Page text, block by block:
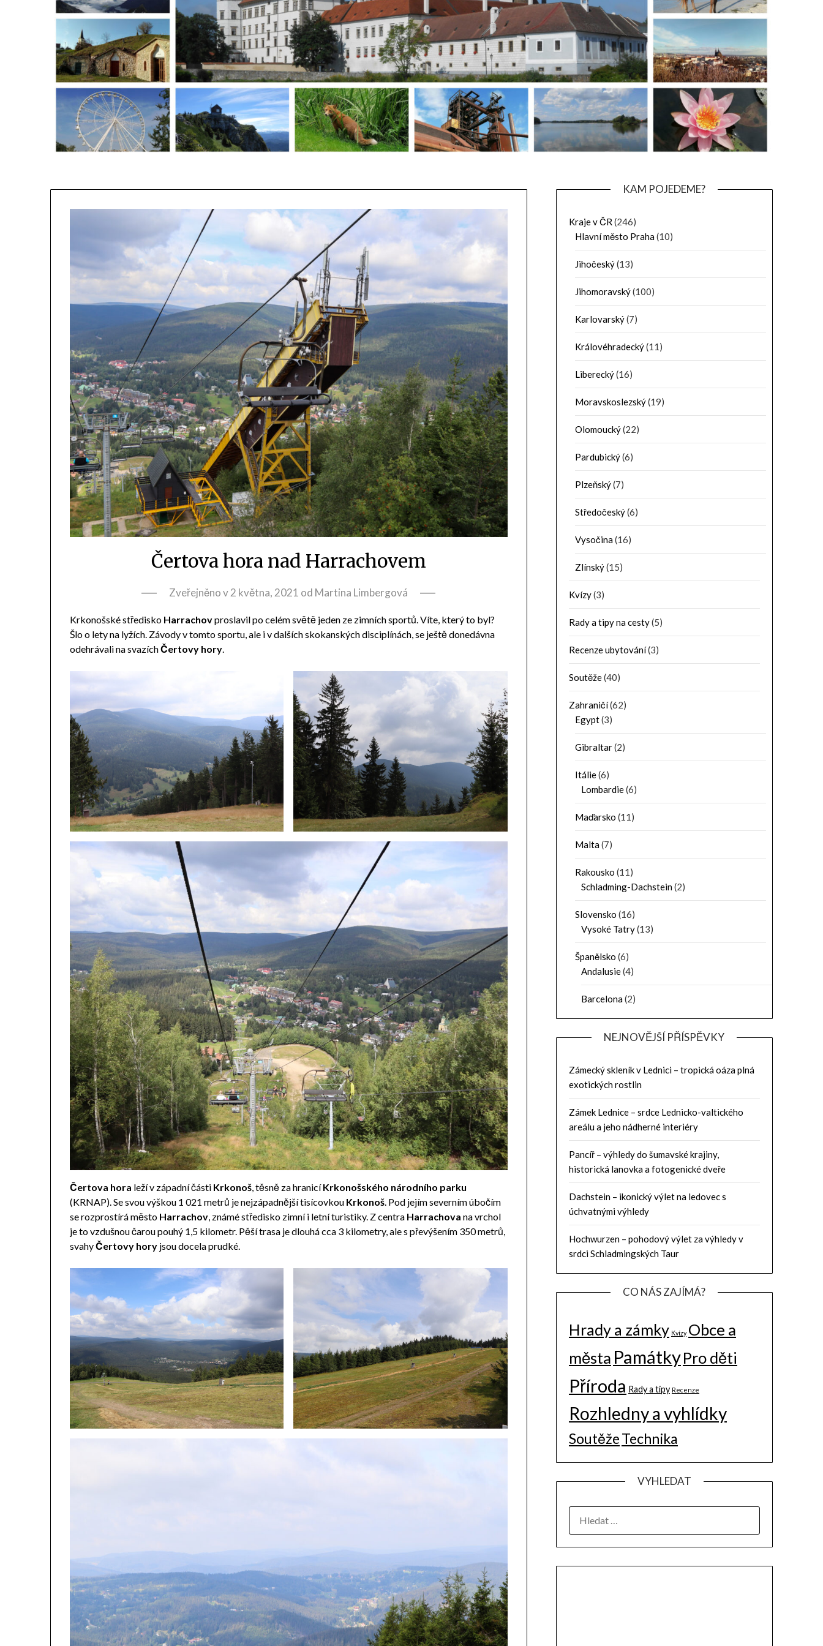
Čertova hora nad Harrachovem
Zveřejněno v2 května, 2021 od Martina Limbergová
Krkonošské středisko Harrachovproslavil po celém světě jeden ze zimních sportů. Víte, který to byl?
Šlo o lety na lyžích. Závody v tomto sportu, ale i v dalších skokanských disciplínách, se ještě donedávna
odehrávali na svazíchČertovy hory.
Čertova hora leží v západní části Krkonoš, těsně za hranicíKrkonošského národního parku
(KRNAP). Se svou výškou 1 021 metrů je nejzápadnější tisícovkou Krkonoš. Pod jejím severním úbočím
se rozprostírá město Harrachov, známé středisko zimní i letní turistiky. Z centra Harrachova na vrchol
je to vzdušnou čarou pouhý 1,5 kilometr. Pěší trasa je dlouhá cca 3 kilometry, ale s převýšením 350 metrů,
svahyČertovy hory jsou docela prudké.
KAM POJEDEME?
Kraje v ČR (246)
Hlavní město Praha(10)
Jihočeský(13)
Jihomoravský(100)
Karlovarský(7)
Královéhradecký(11)
Liberecký(16)
Moravskoslezský(19)
Olomoucký(22)
Pardubický(6)
Plzeňský(7)
Středočeský(6)
Vysočina(16)
Zlínský(15)
Kvízy(3)
Rady a tipy na cesty(5)
Recenze ubytování(3)
Soutěže(40)
Zahraničí(62)
Egypt(3)
Gibraltar(2)
Itálie(6)
Lombardie(6)
Maďarsko (11)
Malta(7)
Rakousko (11)
Schladming-Dachstein(2)
Slovensko (16)
Vysoké Tatry(13)
Španělsko (6)
Andalusie(4)
Barcelona(2)
NEJNOVĚJŠÍ PŘÍSPĚVKY
Zámecký skleník v Lednici – tropická oáza plná
exotických rostlin
Zámek Lednice – srdce Lednicko-valtického
areálu a jeho nádherné interiéry
Pancíř – výhledy do šumavské krajiny,
historická lanovka a fotogenické dveře
Dachstein – ikonický výlet na ledovec s
úchvatnými výhledy
Hochwurzen – pohodový výlet za výhledy v
srdci Schladmingských Taur
CO NÁS ZAJÍMÁ?
Hrady a zámky Kvízy Obce a
města PamátkyPro děti
Příroda Rady a tipy Recenze
Rozhledny a vyhlídky
SoutěžeTechnika
VYHLEDAT